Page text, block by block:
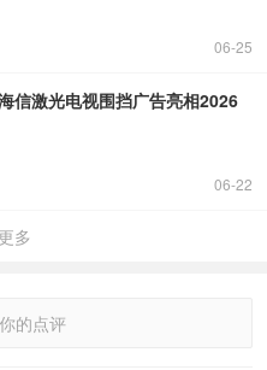
06-25
信激光电视围挡广告亮相2026
06-22
多
的点评